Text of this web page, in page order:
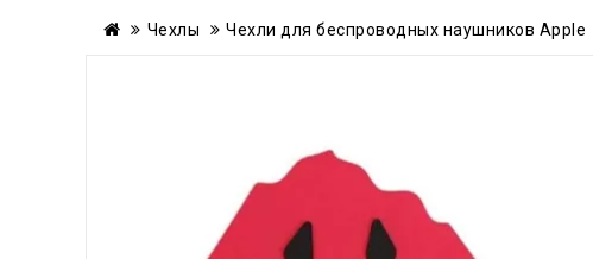
Чехлы Чехли для беcпроводных наушников Apple